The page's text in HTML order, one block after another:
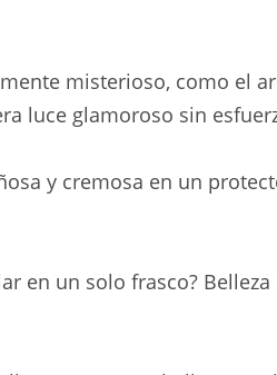
misterioso, como el
luce glamoroso sin
y cremosa en un
en un solo frasco?